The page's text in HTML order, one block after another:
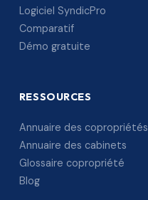
Logiciel SyndicPro
Comparatif
Démo gratuite
RESSOURCES
Annuaire des copropriétés
Annuaire des cabinets
Glossaire copropriété
Blog